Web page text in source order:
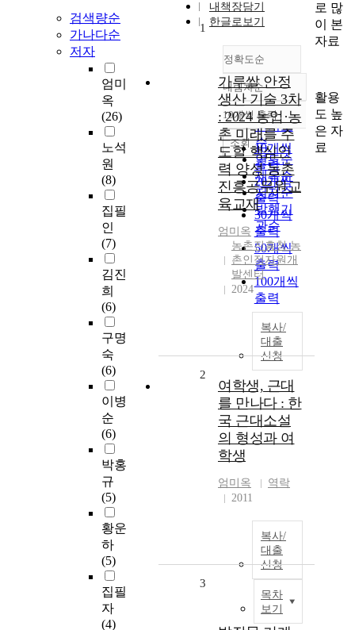
검색량순
가나다순
저자
엄미
옥
(26)
노석
원
(8)
집필
인
(7)
김진
희
(6)
구명
숙
(6)
이병
순
(6)
박홍
규
(5)
황운
하
(5)
집필
자
(4)
내책장담기
한글로보기
정확도순
정확도
순
인기도
순
연도순
제목순
저자순
발행기
관순
내림차순
내림차순
10개씩 출력
10개씩
출력
20개씩
출력
30개씩
출력
50개씩
출력
100개씩
출력
조회
1
가루쌀 안정
생산 기술 3차
: 2024 농업·농
촌 미래를 주
도할 핵심인
력 양성 농촌
진흥공무원교
육교재
엄미옥
농촌진흥청 농
촌인적자원개
발센터
2024
복사/
대출
신청
2
여학생, 근대
를 만나다 : 한
국 근대소설
의 형성과 여
학생
엄미옥
역락
2011
복사/
대출
신청
목차
보기
3
로 많
이 본
자료
활용
도 높
은 자
료